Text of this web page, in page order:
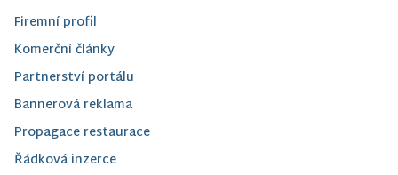
Firemní profil
Komerční články
Partnerství portálu
Bannerová reklama
Propagace restaurace
Řádková inzerce